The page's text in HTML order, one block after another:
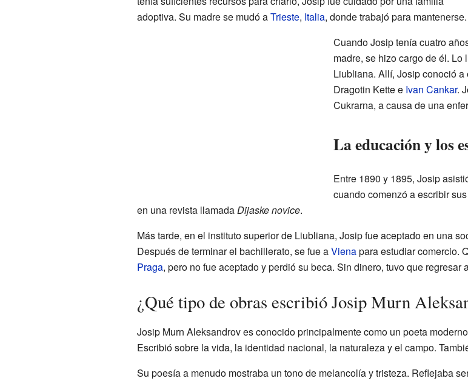
adoptiva. Su madre se mudó aTrieste, Italia, donde trabajó para mantenerse.
Cuando Josip tenía cuatro
madre, se hizo cargo de él.
Liubliana. Allí, Josip conoció a
Dragotin Kette e Ivan Cankar.
Cukrarna, a causa de una
La educación y los
Entre 1890 y 1895, Josip
cuando comenzó a escribir
en una revista llamadaDijaske novice.
Más tarde, en el instituto superior de Liubliana, Josip fue aceptado en una
Después de terminar el bachillerato, se fue aVienapara estudiar comercio.
Praga, pero no fue aceptado y perdió su beca. Sin dinero, tuvo que regresar
¿Qué tipo de obras escribió Josip Murn
Josip Murn Aleksandrov es conocido principalmente como un poeta
Escribió sobre la vida, la identidad nacional, la naturaleza y el campo.
Su poesía a menudo mostraba un tono de melancolía y tristeza. Reflejaba